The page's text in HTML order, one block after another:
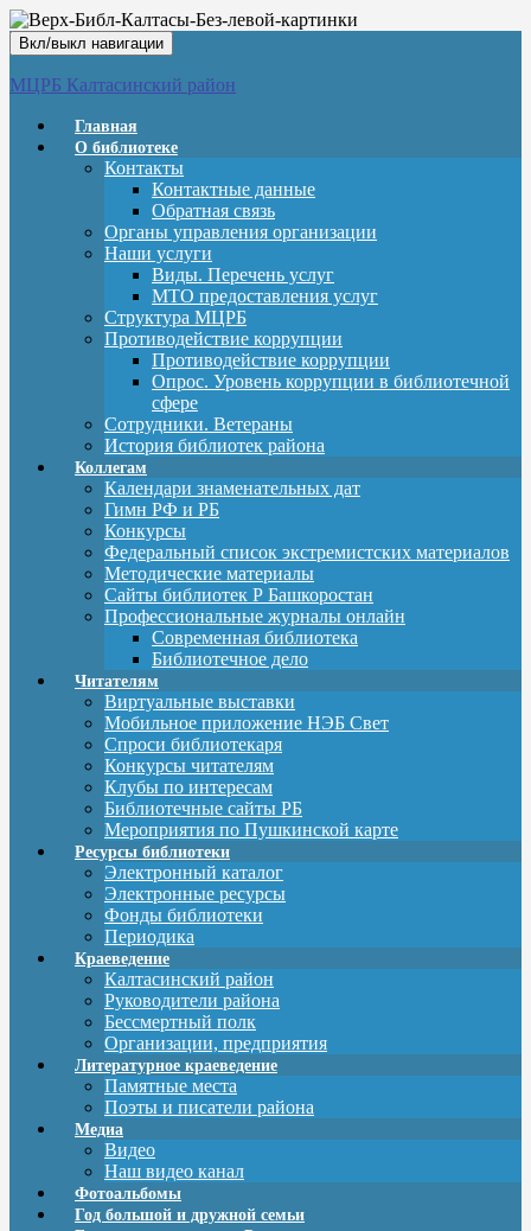
Вкл/выкл навигации
МЦРБ Калтасинский район
Главная
О библиотеке
Контакты
Контактные данные
Обратная связь
Органы управления организации
Наши услуги
Виды. Перечень услуг
МТО предоставления услуг
Структура МЦРБ
Противодействие коррупции
Противодействие коррупции
Опрос. Уровень коррупции в библиотечной
сфере
Сотрудники. Ветераны
История библиотек района
Коллегам
Календари знаменательных дат
Гимн РФ и РБ
Конкурсы
Федеральный список экстремистских материалов
Методические материалы
Сайты библиотек Р Башкоростан
Профессиональные журналы онлайн
Современная библиотека
Библиотечное дело
Читателям
Виртуальные выставки
Мобильное приложение НЭБ Свет
Спроси библиотекаря
Конкурсы читателям
Клубы по интересам
Библиотечные сайты РБ
Мероприятия по Пушкинской карте
Ресурсы библиотеки
Электронный каталог
Электронные ресурсы
Фонды библиотеки
Периодика
Краеведение
Калтасинский район
Руководители района
Бессмертный полк
Организации, предприятия
Литературное краеведение
Памятные места
Поэты и писатели района
Медиа
Видео
Наш видео канал
Фотоальбомы
Год большой и дружной семьи